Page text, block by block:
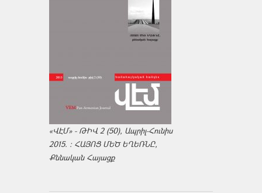
«ՎԷՄ» - ԹԻՎ 2 (50), Ապրիլ-Հունիս
2015. : ՀԱՅՈՑ ՄԵԾ ԵՂԵՌՆԸ,
Քննական Հայացք